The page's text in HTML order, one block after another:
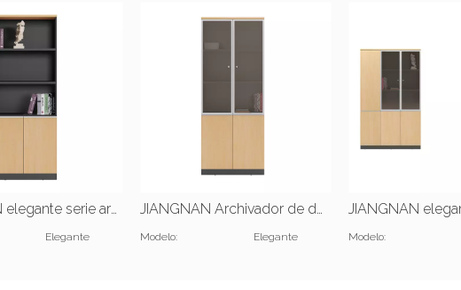
JIANGNAN elegante serie archivador de dos puertas |W800*D400*2000(mm)
Elegante
JIANGNAN Archivador de dos puertas con estilo de la serie |W800*D400*2000(mm)
Modelo: Elegante Modelo: